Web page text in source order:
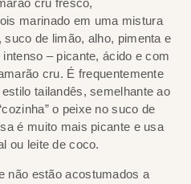
cru fresco,
marinado em uma mistura
de limão, alho, pimenta e
– picante, ácido e com
cru. É frequentemente
tailandês, semelhante ao
o peixe no suco de
é muito mais picante e usa
ou leite de coco.
não estão acostumados a